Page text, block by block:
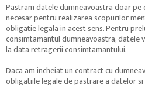
Pastram datele dumneavoastra doar pe
necesar pentru realizarea scopurilor
obligatie legala in acest sens. Pentru
consimtamantul dumneavoastra, datele
la data retragerii consimtamantului.
Daca am incheiat un contract cu
obligatiile legale de pastrare a datelor